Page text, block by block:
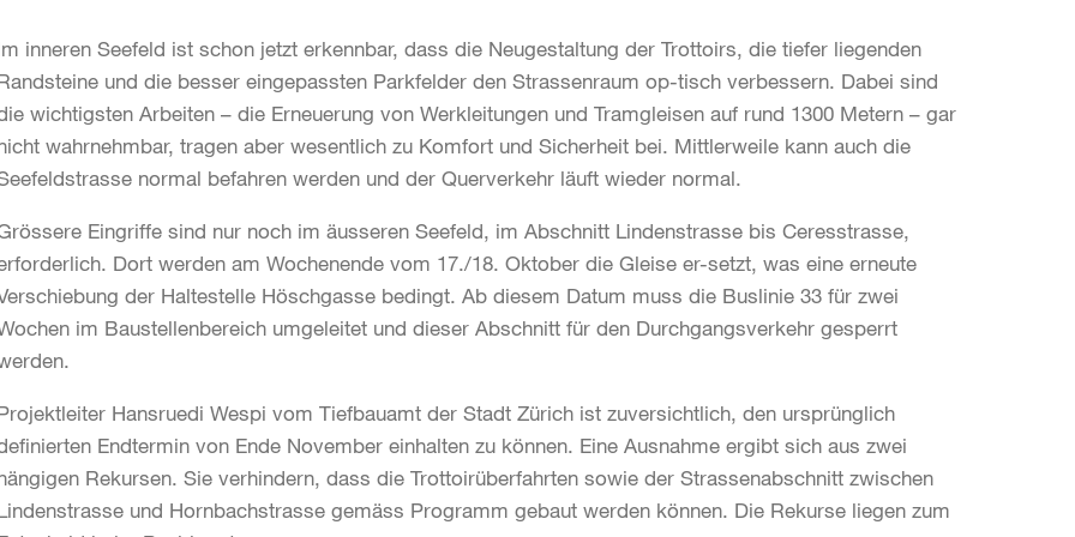
inneren Seefeld ist schon jetzt erkennbar, dass die Neugestaltung der Trottoirs, die tiefer liegenden
und die besser eingepassten Parkfelder den Strassenraum op-tisch verbessern. Dabei sind
wichtigsten Arbeiten – die Erneuerung von Werkleitungen und Tramgleisen auf rund 1300 Metern – gar
wahrnehmbar, tragen aber wesentlich zu Komfort und Sicherheit bei. Mittlerweile kann auch die
normal befahren werden und der Querverkehr läuft wieder normal.
Eingriffe sind nur noch im äusseren Seefeld, im Abschnitt Lindenstrasse bis Ceresstrasse,
Dort werden am Wochenende vom 17./18. Oktober die Gleise er-setzt, was eine erneute
der Haltestelle Höschgasse bedingt. Ab diesem Datum muss die Buslinie 33 für zwei
im Baustellenbereich umgeleitet und dieser Abschnitt für den Durchgangsverkehr gesperrt
Hansruedi Wespi vom Tiefbauamt der Stadt Zürich ist zuversichtlich, den ursprünglich
Endtermin von Ende November einhalten zu können. Eine Ausnahme ergibt sich aus zwei
Rekursen. Sie verhindern, dass die Trottoirüberfahrten sowie der Strassenabschnitt zwischen
und Hornbachstrasse gemäss Programm gebaut werden können. Die Rekurse liegen zum